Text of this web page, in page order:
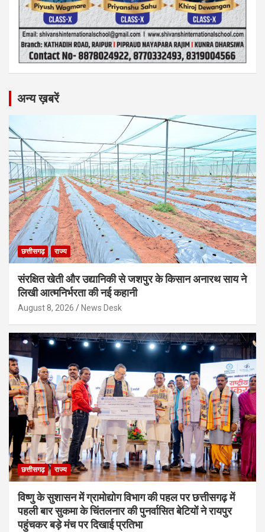
अन्य ख़बरें
छत्तीसगढ़ राज्य
संरक्षित खेती और उद्यानिकी से जशपुर के किसान अनारथ साय ने
लिखी आत्मनिर्भरता की नई कहानी
August 8, 2026 News Desk
छत्तीसगढ़ राज्य
विष्णु के सुशासन में ग्रामोद्योग विभाग की पहल पर छत्तीसगढ़ में
पहली बार सुकमा के चिंतलनार की पुनर्वासित बेटियों ने रायपुर
पहुंचकर बड़े मंच पर दिखाई प्रतिभा